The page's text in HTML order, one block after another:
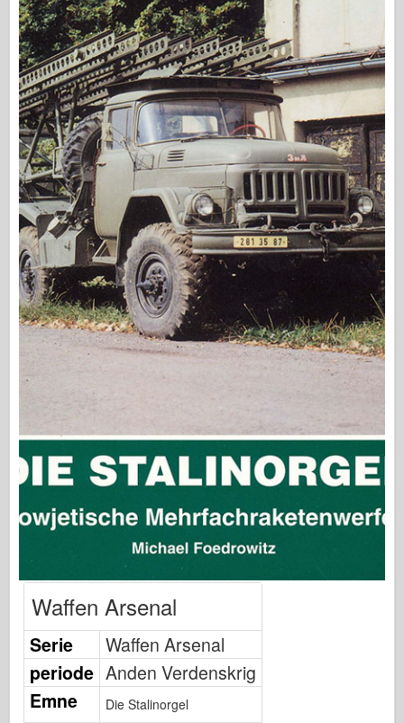
Fiskeørn Publishing
Eskadrille signal
Tankpower
Lastbiler og tanke
Waffen-Arsenal
Wydawnictwo Militaria
Maquettes
Academy
Es-modeller
AFV Klub
Airfix
Flyvevåbnet
AZ-model
Cyber-Hobby
Dnepromodel
Eduard
Fine forme
Tapperhedskræfterne
Friulmodel
Hasegawa
Heller
Waffen Arsenal
Serie
Waffen Arsenal
periode Anden Verdenskrig
Emne
Die Stalinorgel